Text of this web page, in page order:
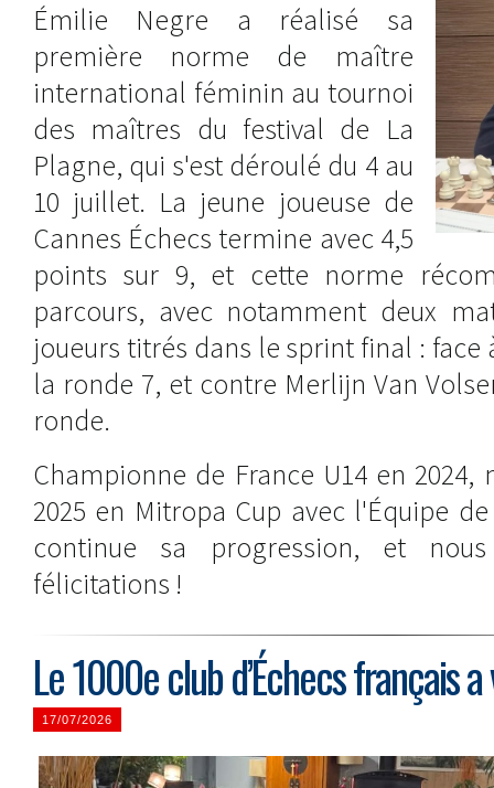
Émilie Negre a réalisé sa
première norme de maître
international féminin au tournoi
des maîtres du festival de La
Plagne, qui s'est déroulé du 4 au
10 juillet. La jeune joueuse de
Cannes Échecs termine avec 4,5
points sur 9, et cette norme
parcours, avec notamment deux
joueurs titrés dans le sprint final : face
la ronde 7, et contre Merlijn Van
ronde.
Championne de France U14 en
2025 en Mitropa Cup avec l'Équipe
continue sa progression, et
félicitations !
Le 1000e club d’Échecs français
17/07/2026